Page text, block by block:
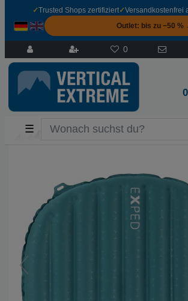
✓Trusted Shops zertifiziert✓Versandkostenfrei
Outlet: bis zu −50 %
0
☰